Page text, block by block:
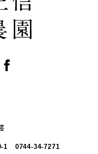
1
0744-34-7271